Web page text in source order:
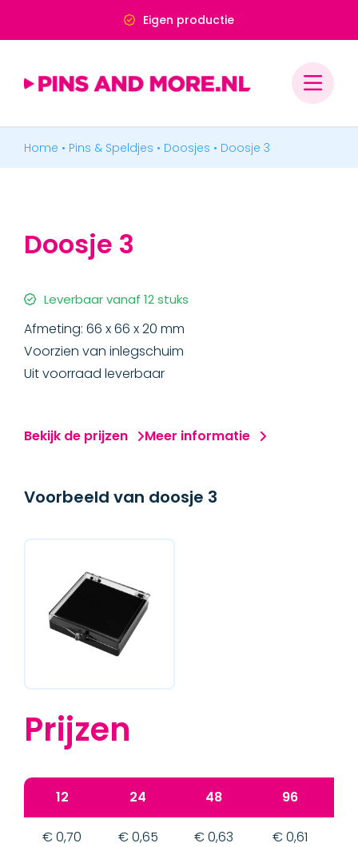
Deskundig advies
Home • Pins & Speldjes • Doosjes • Doosje 3
Doosje 3
Leverbaar vanaf 12 stuks
Afmeting: 66 x 66 x 20 mm
Voorzien van inlegschuim
Uit voorraad leverbaar
Bekijk de prijzen Meer informatie
Voorbeeld van doosje 3
Prijzen
12 24 48 96
€ 0,70 € 0,65 € 0,63 € 0,61
PINS & SPELDJES
MERCHANDISE
BADGES & LABELS